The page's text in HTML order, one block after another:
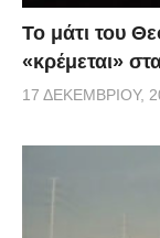
Το μάτι του
«κρέμεται»
17 ΔΕΚΕΜΒΡΊΟΥ,